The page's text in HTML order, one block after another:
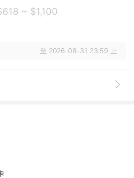
父親節~ $1,100
至 2026-08-31 23:59 止